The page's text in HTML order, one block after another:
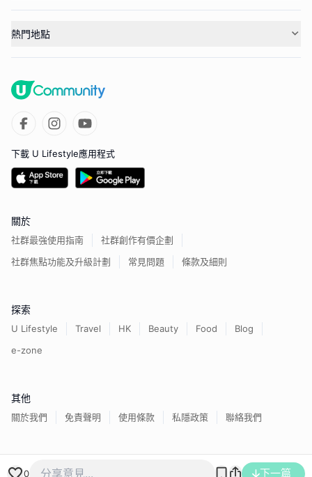
0 下一篇
熱門地點
下載 U Lifestyle應用程式
關於
社群最強使用指南
社群創作有價企劃
社群焦點功能及升級計劃
常見問題 條款及細則
探索
U Lifestyle Travel HK Beauty Food
Blog
e-zone
其他
關於我們 免責聲明 使用條款 私隱政策 聯絡我們
香港經濟日報版權所有©